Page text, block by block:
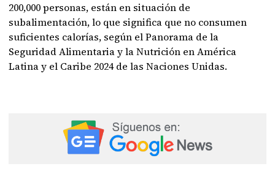
200,000 personas, están en situación de
subalimentación, lo que significa que no consumen
suficientes calorías, según el Panorama de la
Seguridad Alimentaria y la Nutrición en América
Latina y el Caribe 2024 de las Naciones Unidas.